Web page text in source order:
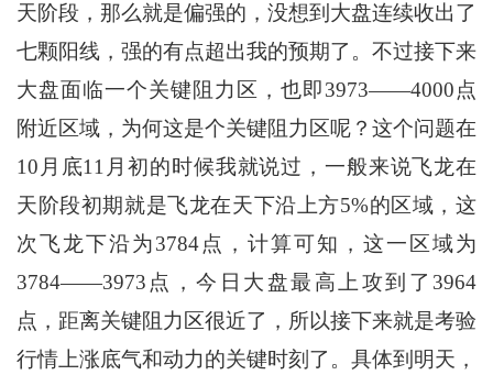
天阶段，那么就是偏强的，没想到大盘连续收出了
七颗阳线，强的有点超出我的预期了。不过接下来
大盘面临一个关键阻力区，也即3973——4000点
附近区域，为何这是个关键阻力区呢？这个问题在
10月底11月初的时候我就说过，一般来说飞龙在
天阶段初期就是飞龙在天下沿上方5%的区域，这
次飞龙下沿为3784点，计算可知，这一区域为
3784——3973点，今日大盘最高上攻到了3964
点，距离关键阻力区很近了，所以接下来就是考验
行情上涨底气和动力的关键时刻了。具体到明天，